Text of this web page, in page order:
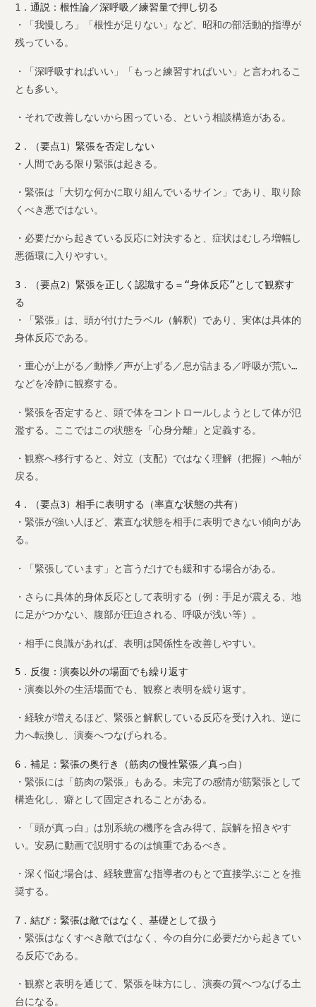
1．通説：根性論／深呼吸／練習量で押し切る
・「我慢しろ」「根性が足りない」など、昭和の部活動的指導が
残っている。
・「深呼吸すればいい」「もっと練習すればいい」と言われるこ
とも多い。
・それで改善しないから困っている、という相談構造がある。
2．（要点1）緊張を否定しない
・人間である限り緊張は起きる。
・緊張は「大切な何かに取り組んでいるサイン」であり、取り除
くべき悪ではない。
・必要だから起きている反応に対決すると、症状はむしろ増幅し
悪循環に入りやすい。
3．（要点2）緊張を正しく認識する＝“身体反応”として観察す
る
・「緊張」は、頭が付けたラベル（解釈）であり、実体は具体的
身体反応である。
・重心が上がる／動悸／声が上ずる／息が詰まる／呼吸が荒い…
などを冷静に観察する。
・緊張を否定すると、頭で体をコントロールしようとして体が氾
濫する。ここではこの状態を「心身分離」と定義する。
・観察へ移行すると、対立（支配）ではなく理解（把握）へ軸が
戻る。
4．（要点3）相手に表明する（率直な状態の共有）
・緊張が強い人ほど、素直な状態を相手に表明できない傾向があ
る。
・「緊張しています」と言うだけでも緩和する場合がある。
・さらに具体的身体反応として表明する（例：手足が震える、地
に足がつかない、腹部が圧迫される、呼吸が浅い等）。
・相手に良識があれば、表明は関係性を改善しやすい。
5．反復：演奏以外の場面でも繰り返す
・演奏以外の生活場面でも、観察と表明を繰り返す。
・経験が増えるほど、緊張と解釈している反応を受け入れ、逆に
力へ転換し、演奏へつなげられる。
6．補足：緊張の奥行き（筋肉の慢性緊張／真っ白）
・緊張には「筋肉の緊張」もある。未完了の感情が筋緊張として
構造化し、癖として固定されることがある。
・「頭が真っ白」は別系統の機序を含み得て、誤解を招きやす
い。安易に動画で説明するのは慎重であるべき。
・深く悩む場合は、経験豊富な指導者のもとで直接学ぶことを推
奨する。
7．結び：緊張は敵ではなく、基礎として扱う
・緊張はなくすべき敵ではなく、今の自分に必要だから起きてい
る反応である。
・観察と表明を通じて、緊張を味方にし、演奏の質へつなげる土
台になる。